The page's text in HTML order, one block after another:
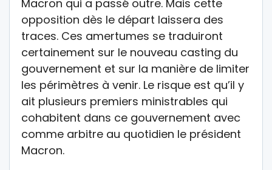
Macron qui a passé outre. Mais cette
opposition dès le départ laissera des
traces. Ces amertumes se traduiront
certainement sur le nouveau casting du
gouvernement et sur la manière de limiter
les périmètres à venir. Le risque est qu’il y
ait plusieurs premiers ministrables qui
cohabitent dans ce gouvernement avec
comme arbitre au quotidien le président
Macron.